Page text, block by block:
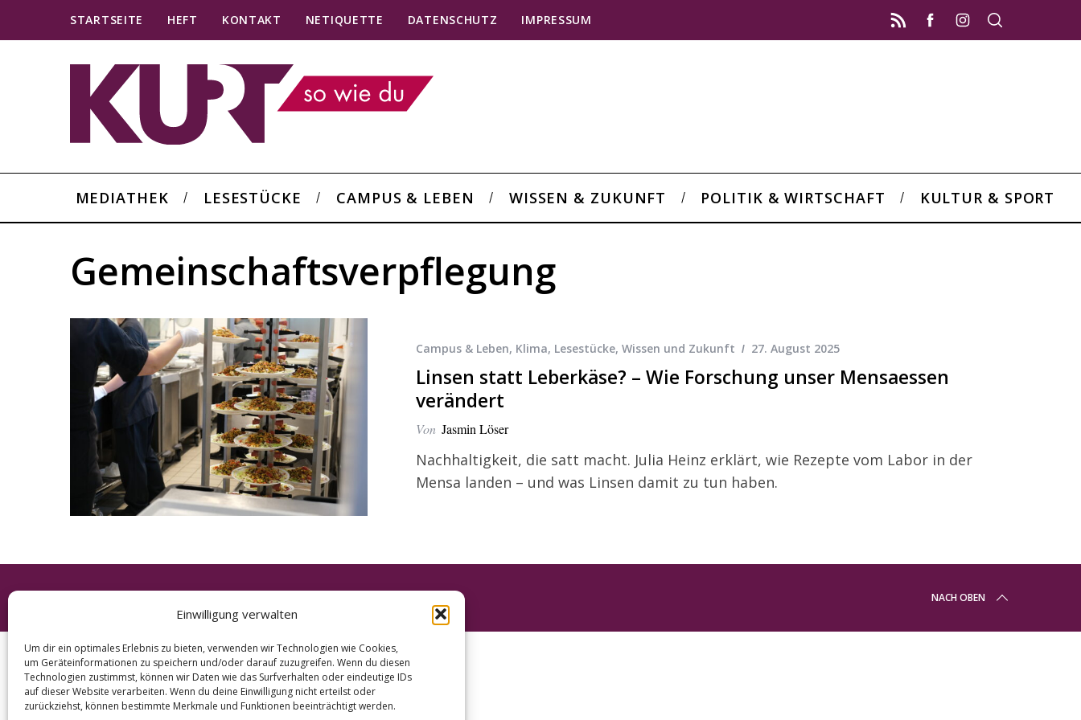
Einwilligung verwalten
Um dir ein optimales Erlebnis zu bieten, verwenden wir Technologien wie Cookies,
um Geräteinformationen zu speichern und/oder darauf zuzugreifen. Wenn du diesen
Technologien zustimmst, können wir Daten wie das Surfverhalten oder eindeutige IDs
auf dieser Website verarbeiten. Wenn du deine Einwilligung nicht erteilst oder
zurückziehst, können bestimmte Merkmale und Funktionen beeinträchtigt werden.
STARTSEITE HEFT KONTAKT NETIQUETTE DATENSCHUTZ IMPRESSUM
MEDIATHEK LESESTÜCKE CAMPUS & LEBEN WISSEN & ZUKUNFT POLITIK & WIRTSCHAFT KULTUR & SPORT
Gemeinschaftsverpflegung
Campus & Leben, Klima, Lesestücke, Wissen und Zukunft 27. August 2025
Linsen statt Leberkäse? – Wie Forschung unser Mensaessen
verändert
Von Jasmin Löser
Nachhaltigkeit, die satt macht. Julia Heinz erklärt, wie Rezepte vom Labor in der
Mensa landen – und was Linsen damit zu tun haben.
NACH OBEN
S
e
a
h
f
o
r
: